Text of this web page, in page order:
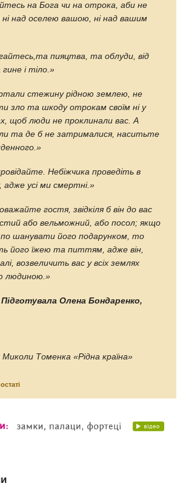
на Бога чи на отрока, аби не
ні над оселею вашою, ні над вашим
пияцтва, та облуди, від
і тіло.»
стежину рідною землею, не
зло та шкоду отрокам своїм ні у
щоб люди не проклинали вас. А
та де б не затрималися, наситьте
Небіжчика проведіть в
адже усі ми смертні.»
гостя, звідкіля б він до вас
або вельможний, або посол; якщо
шанувати його подарунком, то
його їжею та питтям, адже він,
возвеличить вас у всіх землях
людиною.»
Підготувала Олена Бондаренко,
Миколи Томенка «Рідна країна»